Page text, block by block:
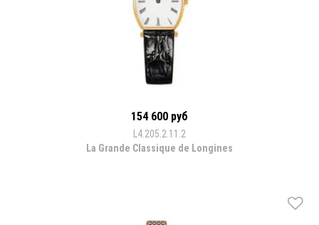
154 600 руб
L4.205.2.11.2
La Grande Classique de Longines